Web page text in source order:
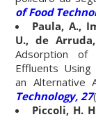
of Food
Paula, A.,
U., de
Adsorption of
Effluents Using
an Alternative
Technology, 27
Piccoli, H.